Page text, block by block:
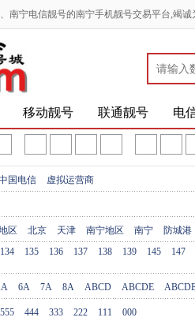
南宁电信靓号的南宁手机靓号交易平台,竭
移动靓号 联通靓号 电
国电信 虚拟运营商
区 北京 天津 南宁地区 南宁 防城港
134 135 136 137 138 139 145 147
6A 7A 8A ABCD ABCDE
555 444 333 222 111 000